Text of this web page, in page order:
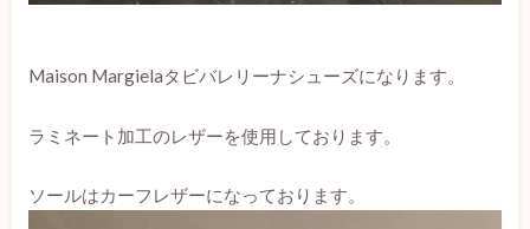
Maison Margielaタビバレリーナシューズになります。
ラミネート加工のレザーを使用しております。
ソールはカーフレザーになっております。